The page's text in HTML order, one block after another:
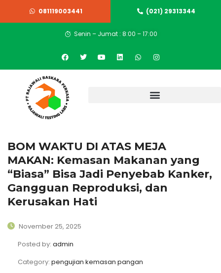
081119003441 (021) 29313344
Senin – Jumat : 8:00 – 17:00
BOM WAKTU DI ATAS MEJA
MAKAN: Kemasan Makanan yang
“Biasa” Bisa Jadi Penyebab Kanker,
Gangguan Reproduksi, dan
Kerusakan Hati
November 25, 2025
Posted by: admin
Category: pengujian kemasan pangan